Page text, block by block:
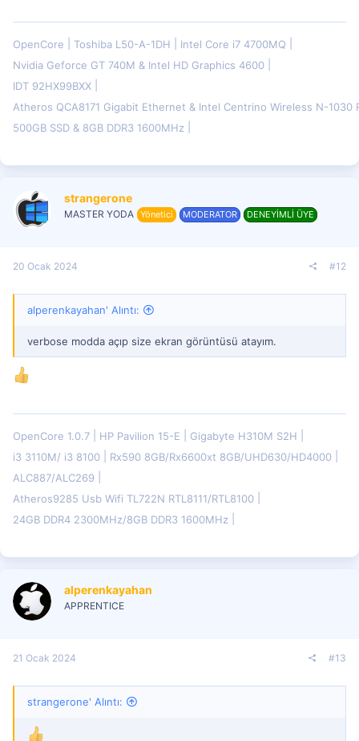
OpenCore Toshiba L50-A-1DH
Intel Core i7 4700MQ
Nvidia Geforce GT 740M & Intel HD Graphics 4600
IDT 92HX99BXX
Atheros QCA8171 Gigabit Ethernet & Intel Centrino Wireless N-1030
500GB SSD & 8GB DDR3 1600MHz
strangerone
MASTER YODA Yönetici MODERATOR DENEYİMLİ ÜYE
20 Ocak 2024 #12
alperenkayahan' Alıntı:
verbose modda açıp size ekran görüntüsü atayım.
OpenCore 1.0.7 HP Pavilion 15-E
Gigabyte H310M S2H
i3 3110M/ i3 8100
Rx590 8GB/Rx6600xt 8GB/UHD630/HD4000
ALC887/ALC269
Atheros9285 Usb Wifi TL722N RTL8111/RTL8100
24GB DDR4 2300MHz/8GB DDR3 1600MHz
alperenkayahan
APPRENTICE
21 Ocak 2024 #13
strangerone' Alıntı: